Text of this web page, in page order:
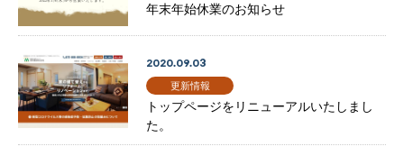
年末年始休業のお知らせ
2020.09.03
更新情報
トップページをリニューアルいたしまし
た。